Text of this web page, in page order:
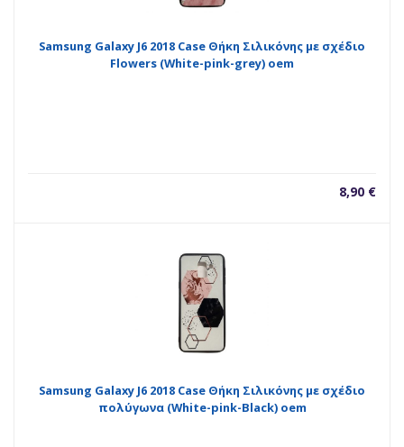
Samsung Galaxy J6 2018 Case Θήκη Σιλικόνης με σχέδιο
Flowers (White-pink-grey) oem
8,90 €
Samsung Galaxy J6 2018 Case Θήκη Σιλικόνης με σχέδιο
πολύγωνα (White-pink-Black) oem